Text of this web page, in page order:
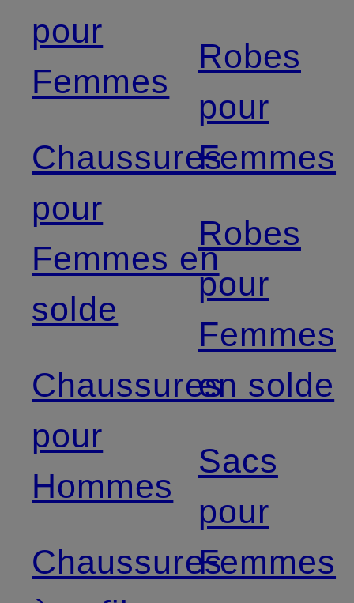
pour
Femmes
Chaussures
pour
Femmes en
solde
Chaussures
pour
Hommes
Chaussures
Robes
pour
Femmes
Robes
pour
Femmes
en solde
Sacs
pour
Femmes